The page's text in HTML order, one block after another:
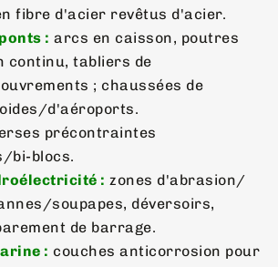
fibre d'acier revêtus d'acier.
: arcs en caisson, poutres
continu, tabliers de
; chaussées de
d'aéroports.
précontraintes
bi-blocs.
: zones d'abrasion/
soupapes, déversoirs,
de barrage.
: couches anticorrosion pour